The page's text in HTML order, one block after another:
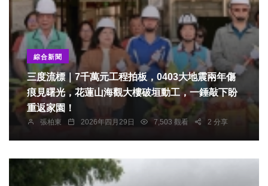
綜合新聞
三度流標｜7千萬元工程拍板，0403大地震兩年傷
痕見曙光，花蓮山海觀大樓破垣動工，一錘敲下盼
重返家園！
張柏東 2026年四月29日 7,503 觀看 2 分享